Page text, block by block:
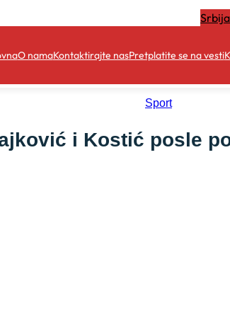
Srbija
O namaKontaktirajte nasPretplatite se na vesti
Sport
i Kostić posle